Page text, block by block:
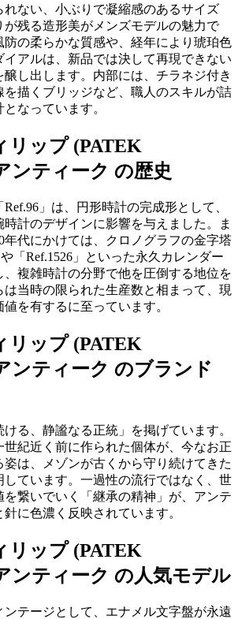
れない、小ぶりで凝縮感のあるサイズ
が残る造形美がメンズモデルの魅力で
防の柔らかな質感や、経年により琥珀色
アルは、新品では決して再現できない
醸し出します。内部には、チラネジ付き
を描くブリッジなど、職人のスキルが詰
なっています。
リップ (PATEK
ンティーク の歴史
」は、円形時計の完成形として、
計のデザインに影響を与えました。ま
年代にかけては、クロノグラフの金字塔
「Ref.1526」といった永久カレンダー
複雑時計の分野で他を圧倒する地位を
当時の限られた生産数と相まって、現
を有するに至っています。
リップ (PATEK
ンティーク のブランド
ける、静謐なる正統」を掲げています。
紀近く前に作られた個体が、今なお正
は、メゾンが古くから守り続けてきた
しています。一過性の流行ではなく、世
繋いでいく「継承の精神」が、アンテ
に色濃く反映されています。
リップ (PATEK
ンティーク の人気モデル
テージとして、エナメル文字盤が永遠